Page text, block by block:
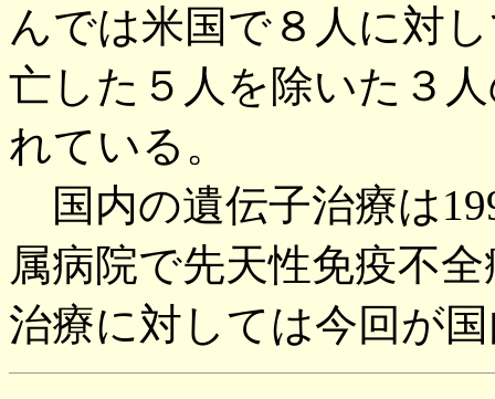
んでは米国で８人に対
亡した５人を除いた３
れている。
国内の遺伝子治療は
属病院で先天性免疫不
治療に対しては今回が